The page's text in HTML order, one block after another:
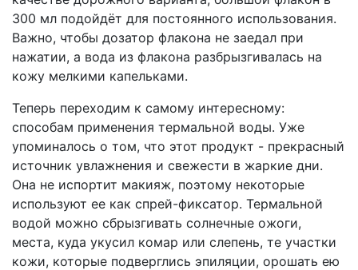
300 мл подойдёт для постоянного использования.
Важно, чтобы дозатор флакона не заедал при
нажатии, а вода из флакона разбрызгивалась на
кожу мелкими капельками.
Теперь переходим к самому интересному:
способам применения термальной воды. Уже
упоминалось о том, что этот продукт - прекрасный
источник увлажнения и свежести в жаркие дни.
Она не испортит макияж, поэтому некоторые
используют ее как спрей-фиксатор. Термальной
водой можно сбрызгивать солнечные ожоги,
места, куда укусил комар или слепень, те участки
кожи, которые подверглись эпиляции, орошать ею